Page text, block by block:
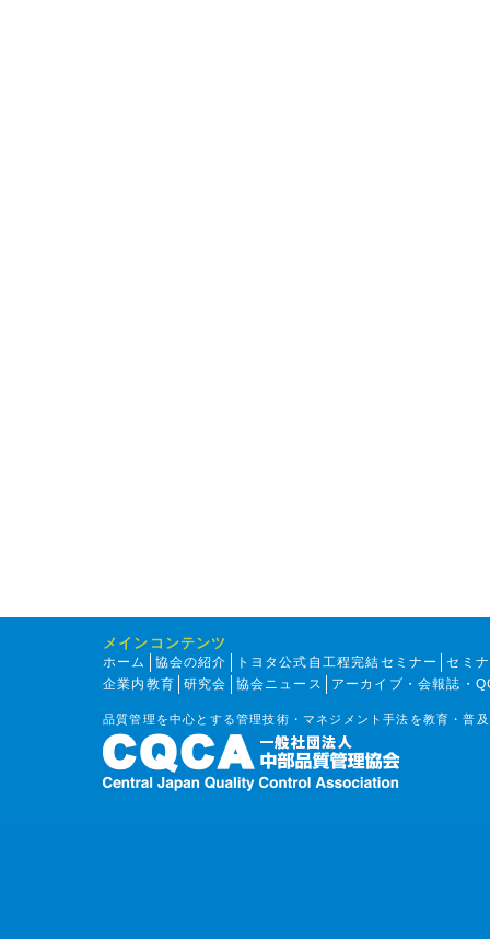
メインコンテンツ
ホーム 協会の紹介 トヨタ公式自工程完結セミナー
セミ
企業内教育
研究会 協会ニュース アーカイブ・会報誌・
品質管理を中心とする管理技術・マネジメント手法を教育・普